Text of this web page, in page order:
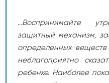
…Воспринимайте
защитный механизм,
определенных веществ
неблагоприятно
ребенке. Наиболее